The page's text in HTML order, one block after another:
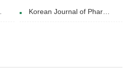
Korean Journal of Pharmacognosy(2019)